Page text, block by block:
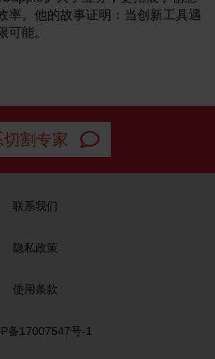
率。他的故事证明：当创新工具遇
可能。
割专家
联系我们
隐私政策
使用条款
备17007547号-1